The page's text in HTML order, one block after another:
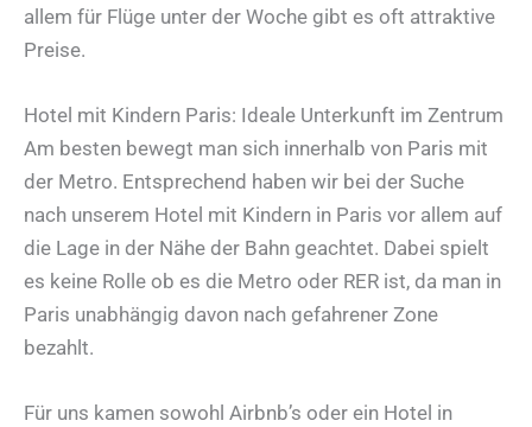
allem für Flüge unter der Woche gibt es oft attraktive
Preise.
Hotel mit Kindern Paris: Ideale Unterkunft im Zentrum
Am besten bewegt man sich innerhalb von Paris mit
der Metro. Entsprechend haben wir bei der Suche
nach unserem Hotel mit Kindern in Paris vor allem auf
die Lage in der Nähe der Bahn geachtet. Dabei spielt
es keine Rolle ob es die Metro oder RER ist, da man in
Paris unabhängig davon nach gefahrener Zone
bezahlt.
Für uns kamen sowohl Airbnb’s oder ein Hotel in